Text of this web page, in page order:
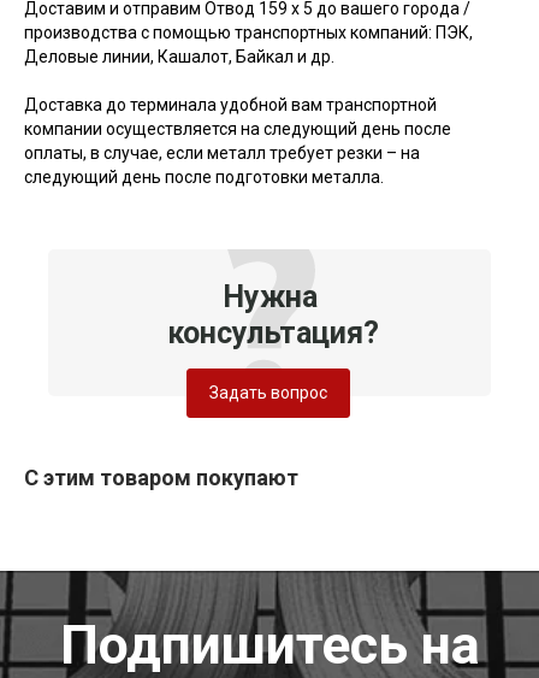
Доставим и отправим Отвод 159 х 5 до вашего города /
производства с помощью транспортных компаний: ПЭК,
Деловые линии, Кашалот, Байкал и др.
Доставка до терминала удобной вам транспортной
компании осуществляется на следующий день после
оплаты, в случае, если металл требует резки – на
следующий день после подготовки металла.
Нужна
консультация?
Задать вопрос
С этим товаром покупают
Подпишитесь на